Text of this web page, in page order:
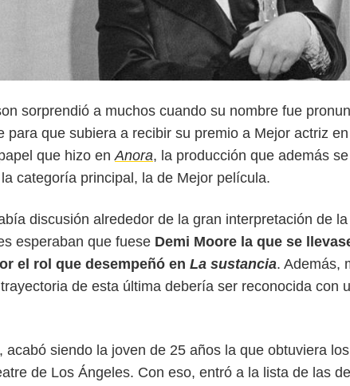
sorprendió a muchos cuando su nombre fue
para que subiera a recibir su premio a Mejor actriz
que hizo enAnora, la producción que además se
categoría principal, la de Mejor película.
discusión alrededor de la gran interpretación de
esperaban que fuese Demi Moore la que se
el rol que desempeñó en La sustancia. Además,
de esta última debería ser reconocida con
acabó siendo la joven de 25 años la que obtuviera
de Los Ángeles. Con eso, entró a la lista de las